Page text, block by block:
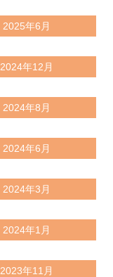
2025年6月
2024年12月
2024年8月
2024年6月
2024年3月
2024年1月
2023年11月